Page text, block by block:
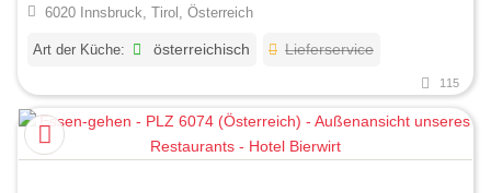
6020 Innsbruck, Tirol, Österreich
Art der Küche: österreichisch Lieferservice
115